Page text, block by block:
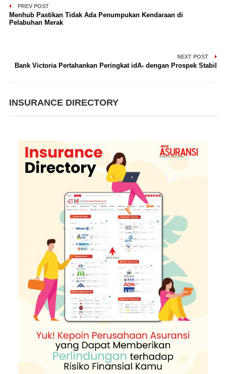
PREV POST
Menhub Pastikan Tidak Ada Penumpukan Kendaraan di
Pelabuhan Merak
NEXT POST
Bank Victoria Pertahankan Peringkat idA- dengan Prospek Stabil
INSURANCE DIRECTORY